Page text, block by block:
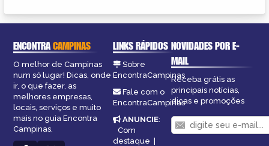
ENCONTRACAMPINAS
O melhor de Campinas
num só lugar! Dicas, onde
ir, o que fazer, as
melhores empresas,
locais, serviços e muito
mais no guia Encontra
Campinas.
LINKS RÁPIDOS
Sobre
EncontraCampinas
Fale com o
EncontraCampinas
ANUNCIE:
Com
destaque |
NOVIDADES POR E-
MAIL
Receba grátis as
principais notícias,
dicas e promoções